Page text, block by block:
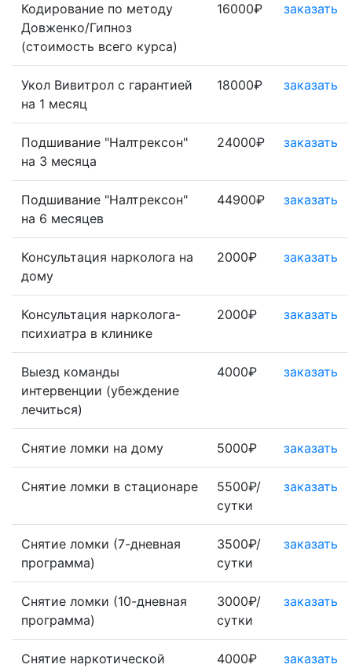
Кодирование по методу
Довженко/Гипноз
(стоимость всего курса)
16000₽ заказать
Укол Вивитрол с гарантией
на 1 месяц
18000₽ заказать
Подшивание "Налтрексон"
на 3 месяца
24000₽ заказать
Подшивание "Налтрексон"
на 6 месяцев
44900₽ заказать
Консультация нарколога на
дому
2000₽ заказать
Консультация нарколога-
психиатра в клинике
2000₽ заказать
Выезд команды
интервенции (убеждение
лечиться)
4000₽ заказать
Снятие ломки на дому 5000₽ заказать
Снятие ломки в стационаре
5500₽/
сутки
заказать
Снятие ломки (7-дневная
программа)
3500₽/
сутки
заказать
Снятие ломки (10-дневная
программа)
3000₽/
сутки
заказать
Снятие наркотической
4000₽ заказать